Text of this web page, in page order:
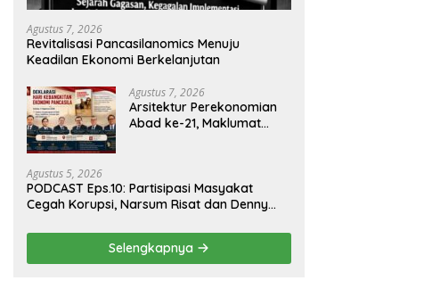
Agustus 7, 2026
Revitalisasi Pancasilanomics Menuju
Keadilan Ekonomi Berkelanjutan
Agustus 7, 2026
Arsitektur Perekonomian
Abad ke-21, Maklumat
Agustus 5, 2026
PODCAST Eps.10: Partisipasi Masyakat
Cegah Korupsi, Narsum Risat dan Denny
Selengkapnya